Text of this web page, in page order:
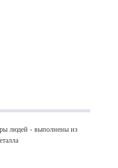
людей - выполнены из